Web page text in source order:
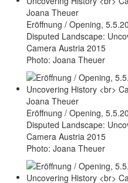
Eröffnung / Opening,
Disputed Landscape:
Camera Austria 2015
Photo: Joana Theuer
Eröffnung / Opening,
Disputed Landscape:
Camera Austria 2015
Photo: Joana Theuer